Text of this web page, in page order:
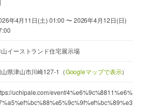
年4月11日(土) 01:00 〜 2026年4月12日(日)
イーストランド住宅展示場
山県津山市川崎127-1（Googleマップで表示）
uchipale.com/event/4%e6%9c%8811%e6%